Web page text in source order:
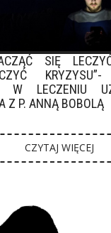
SIĘ
W LECZENIU
Z P. ANNĄ BOBOLĄ
CZYTAJ WIĘCEJ